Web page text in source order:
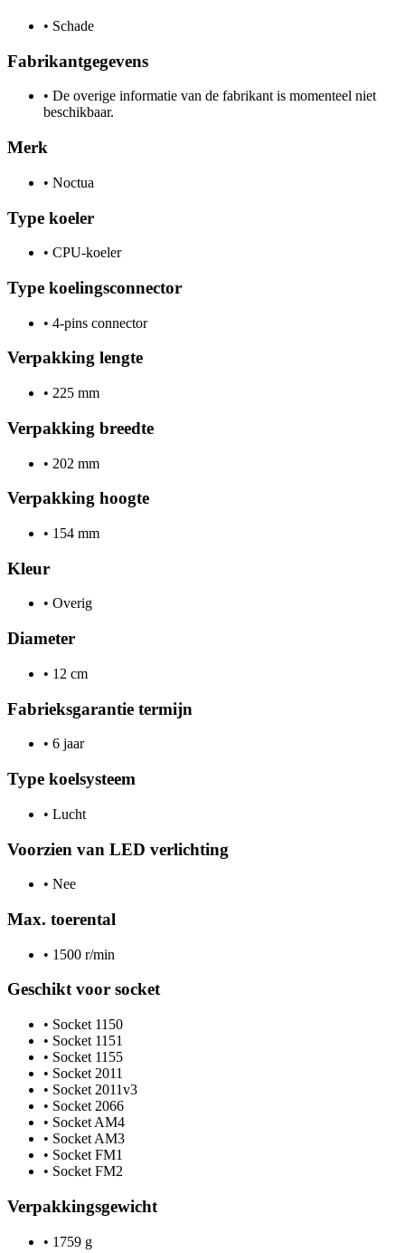
• Schade
Fabrikantgegevens
• De overige informatie van de fabrikant is momenteel niet
beschikbaar.
Merk
• Noctua
Type koeler
• CPU-koeler
Type koelingsconnector
• 4-pins connector
Verpakking lengte
• 225 mm
Verpakking breedte
• 202 mm
Verpakking hoogte
• 154 mm
Kleur
• Overig
Diameter
• 12 cm
Fabrieksgarantie termijn
• 6 jaar
Type koelsysteem
• Lucht
Voorzien van LED verlichting
• Nee
Max. toerental
• 1500 r/min
Geschikt voor socket
• Socket 1150
• Socket 1151
• Socket 1155
• Socket 2011
• Socket 2011v3
• Socket 2066
• Socket AM4
• Socket AM3
• Socket FM1
• Socket FM2
Verpakkingsgewicht
• 1759 g